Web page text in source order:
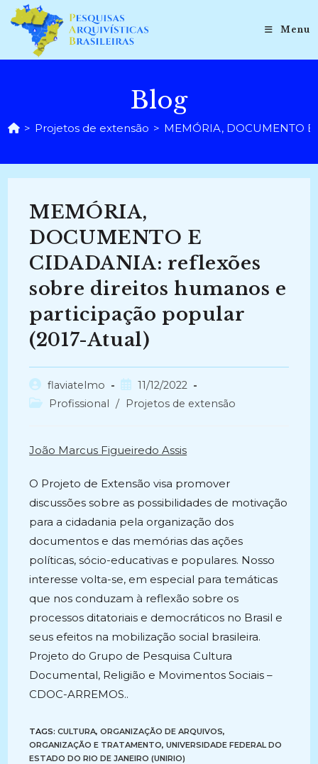
para
conteúdo
Menu
Blog
> Projetos de extensão > MEMÓRIA, DOCUMENTO
MEMÓRIA,
DOCUMENTO E
CIDADANIA: reflexões
sobre direitos humanos e
participação popular
(2017-Atual)
Autor
do
flaviatelmo
Post
publicado:
11/12/2022
Categoria
Profissional / Projetos de extensão
João Marcus Figueiredo Assis
O Projeto de Extensão visa promover
discussões sobre as possibilidades de motivação
para a cidadania pela organização dos
documentos e das memórias das ações
políticas, sócio-educativas e populares. Nosso
interesse volta-se, em especial para temáticas
que nos conduzam à reflexão sobre os
processos ditatoriais e democráticos no Brasil e
seus efeitos na mobilização social brasileira.
Projeto do Grupo de Pesquisa Cultura
Documental, Religião e Movimentos Sociais –
CDOC-ARREMOS..
TAGS:CULTURA, ORGANIZAÇÃO DE ARQUIVOS,
ORGANIZAÇÃO E TRATAMENTO, UNIVERSIDADE FEDERAL DO
ESTADO DO RIO DE JANEIRO (UNIRIO)